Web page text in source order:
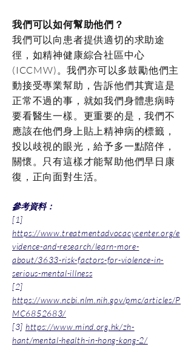
我們可以如何幫助他們？
我們可以向患者提供適切的求助途
徑，如精神健康綜合社區中心
(ICCMW)。我們亦可以多鼓勵他們主
動接受專業幫助，告訴他們其實這是
正常不過的事，就如我們身體患病時
要看醫生一樣。更重要的是，我們不
應該在他們身上貼上精神病的標籤，
投以歧視的眼光，給予多一點陪伴，
關懷。只有這樣才能幫助他們早日康
復，正向面對生活。
​參考資料：
[1]
https://www.treatmentadvocacycenter.org/e
vidence-and-research/learn-more-
about/3633-risk-factors-for-violence-in-
serious-mental-illness
[2]
https://www.ncbi.nlm.nih.gov/pmc/articles/P
MC6852683/
[3] https://www.mind.org.hk/zh-
hant/mental-health-in-hong-kong-2/